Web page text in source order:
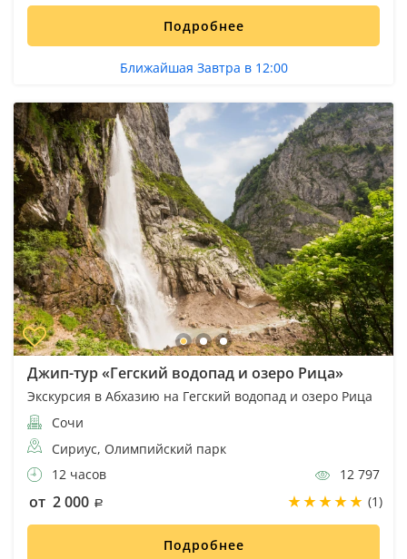
Подробнее
Ближайшая Завтра в 12:00
Джип-тур «Гегский водопад и озеро Рица»
Экскурсия в Абхазию на Гегский водопад и озеро Рица
Сочи
Сириус, Олимпийский парк
12 часов
12 797
от 2 000 (1)
Подробнее